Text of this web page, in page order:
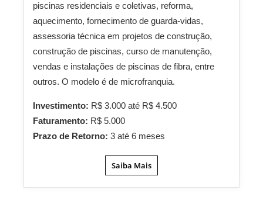
piscinas residenciais e coletivas, reforma,
aquecimento, fornecimento de guarda-vidas,
assessoria técnica em projetos de construção,
construção de piscinas, curso de manutenção,
vendas e instalações de piscinas de fibra, entre
outros. O modelo é de microfranquia.
Investimento: R$ 3.000 até R$ 4.500
Faturamento: R$ 5.000
Prazo de Retorno: 3 até 6 meses
Saiba Mais